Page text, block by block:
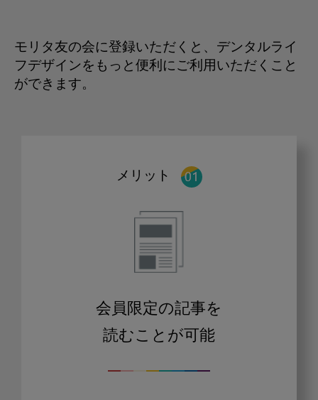
モリタ友の会に登録いただくと、デンタルライ
フデザインをもっと便利にご利用いただくこと
ができます。
メリット
会員限定の記事を
読むことが可能